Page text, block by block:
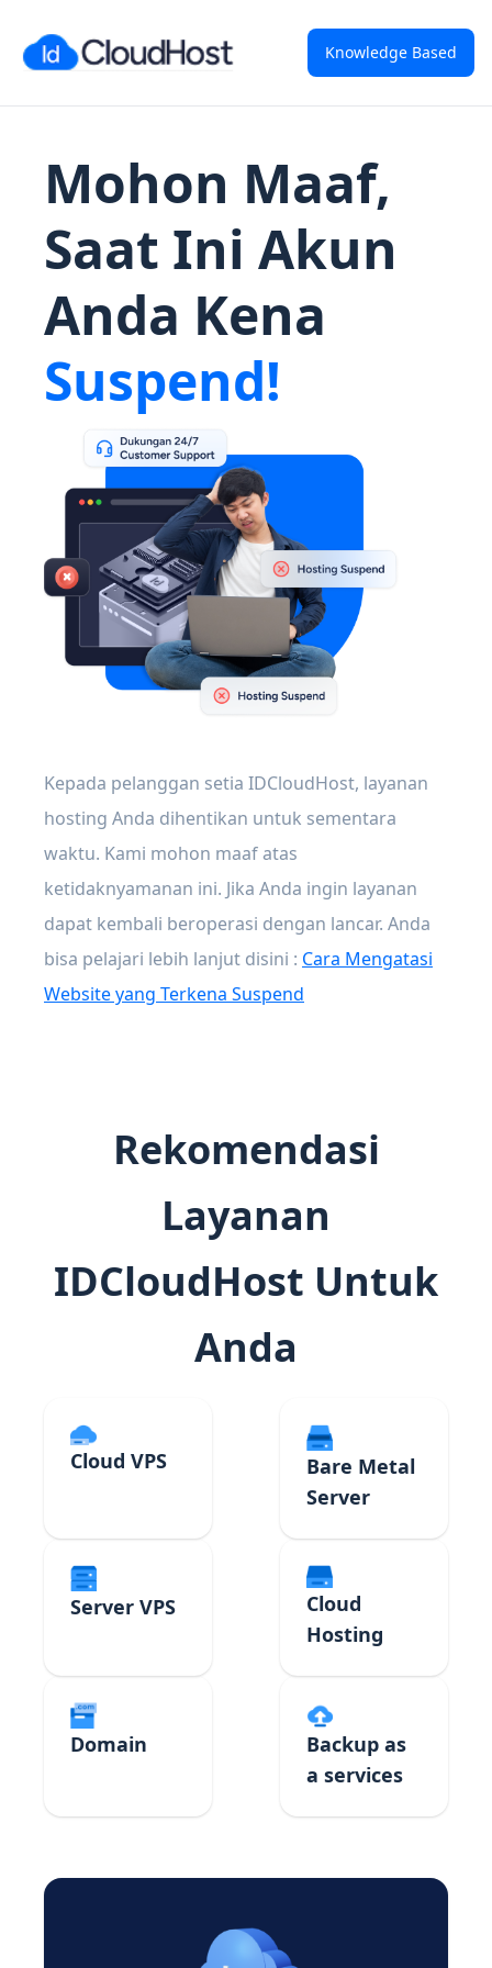
Knowledge Based
Mohon Maaf,
Saat Ini Akun
Anda Kena
Suspend!
Kepada pelanggan setia IDCloudHost, layanan
hosting Anda dihentikan untuk sementara
waktu. Kami mohon maaf atas
ketidaknyamanan ini. Jika Anda ingin layanan
dapat kembali beroperasi dengan lancar. Anda
bisa pelajari lebih lanjut disini : Cara Mengatasi
Website yang Terkena Suspend
Rekomendasi
Layanan
IDCloudHost Untuk
Anda
Cloud VPS
Bare Metal
Server
Server VPS
Cloud
Hosting
Domain
Backup as
a services